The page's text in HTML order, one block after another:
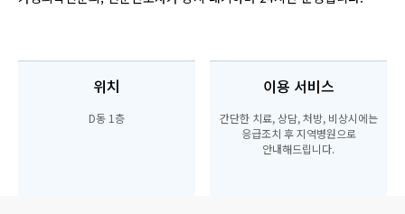
위치
D동 1층
이용 서비스
간단한 치료, 상담, 처방, 비상시에는
응급조치 후 지역병원으로
안내해드립니다.